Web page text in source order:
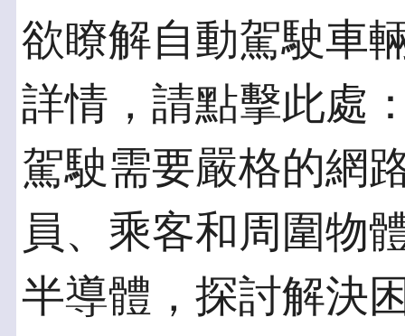
欲瞭解自動駕駛車
詳情，請點擊此處
駕駛需要嚴格的網
員、乘客和周圍物
半導體，探討解決